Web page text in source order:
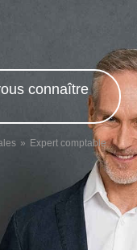
connaître
Expert comptable